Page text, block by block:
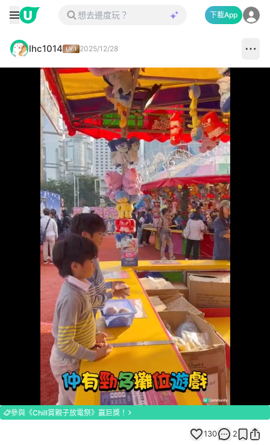
下載App
lhc1014 2025/12/28
Loaded:
100.00%
參與《Chill賞親子放電祭》贏巨獎！
130 2